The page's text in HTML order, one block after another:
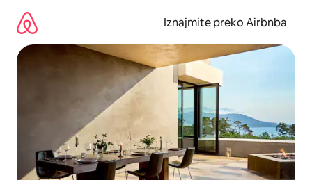
sadržaj
Iznajmite preko Airbnba